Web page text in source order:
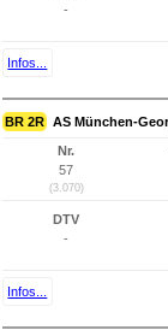
-
Infos...
BR 2R AS München-
Nr.
57
(3.070)
DTV
-
Infos...